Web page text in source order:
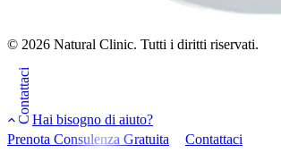
© 2026 Natural Clinic. Tutti i diritti riservati.
Contattaci Hai bisogno di aiuto?
Prenota Consulenza Gratuita
Contattaci